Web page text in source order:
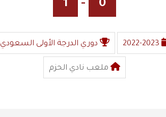
0
-
1
2022-2023 دوري الدرجة الأولى السعودي
ملعب نادي الحزم